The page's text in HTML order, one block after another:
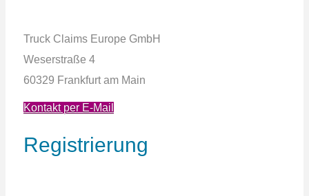
Truck Claims Europe GmbH
Weserstraße 4
60329 Frankfurt am Main
Kontakt per E-Mail
Registrierung